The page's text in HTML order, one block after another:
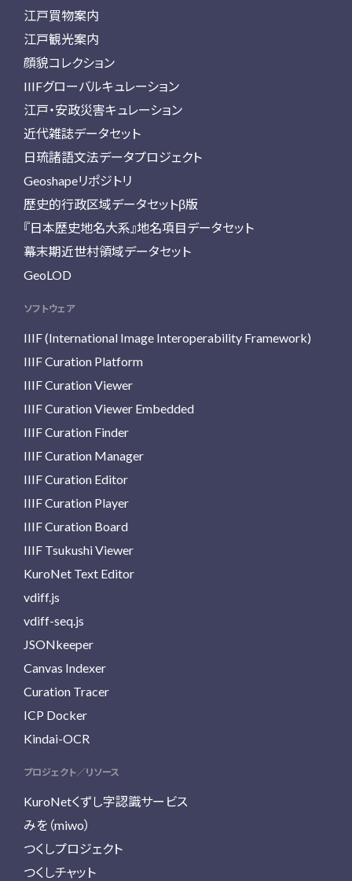
江戸買物案内
江戸観光案内
顔貌コレクション
IIIFグローバルキュレーション
江戸・安政災害キュレーション
近代雑誌データセット
日琉諸語文法データプロジェクト
Geoshapeリポジトリ
歴史的行政区域データセットβ版
『日本歴史地名大系』地名項目データセット
幕末期近世村領域データセット
GeoLOD
ソフトウェア
IIIF (International Image Interoperability Framework)
IIIF Curation Platform
IIIF Curation Viewer
IIIF Curation Viewer Embedded
IIIF Curation Finder
IIIF Curation Manager
IIIF Curation Editor
IIIF Curation Player
IIIF Curation Board
IIIF Tsukushi Viewer
KuroNet Text Editor
vdiff.js
vdiff-seq.js
JSONkeeper
Canvas Indexer
Curation Tracer
ICP Docker
Kindai-OCR
プロジェクト／リソース
KuroNetくずし字認識サービス
みを（miwo）
つくしプロジェクト
つくしチャット